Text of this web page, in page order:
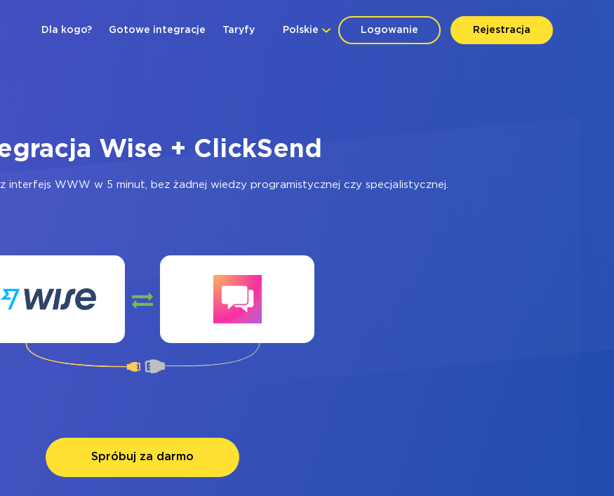
Logowanie Rejestracja
Polskie
Dla kogo? Gotowe integracje Taryfy
Wise + ClickSend
interfejs WWW w 5 minut, bez żadnej wiedzy programistycznej czy specjalistycznej.
Spróbuj za darmo